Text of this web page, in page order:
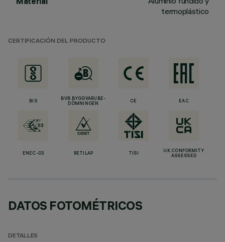
termoplástico
CERTIFICACIÓN DEL PRODUCTO
BIS
BVB BYGGVARUBE-
DÖMNINGEN
CE EAC
ENEC-03 RETILAP TISI
UK CONFORMITY
ASSESSED
DATOS FOTOMÉTRICOS
DETALLES